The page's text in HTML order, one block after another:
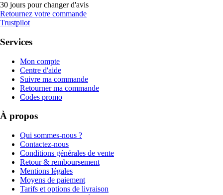
30 jours pour changer d'avis
Retournez votre commande
Trustpilot
Services
Mon compte
Centre d'aide
Suivre ma commande
Retourner ma commande
Codes promo
À propos
Qui sommes-nous ?
Contactez-nous
Conditions générales de vente
Retour & remboursement
Mentions légales
Moyens de paiement
Tarifs et options de livraison